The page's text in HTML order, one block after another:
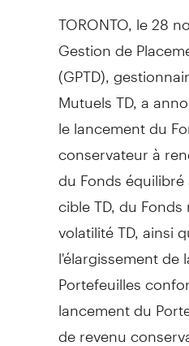
TORONTO, le 28
Gestion de
(GPTD),
Mutuels TD, a
le lancement du
conservateur à
du Fonds
cible TD, du
volatilité TD, ainsi
l'élargissement de
Portefeuilles
lancement du
de revenu